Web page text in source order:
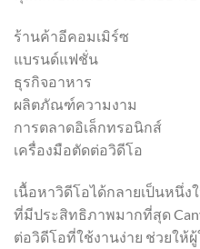
ร้านค้าอีคอมเมิร์ซ
แบรนด์แฟชั่น
ธุรกิจอาหาร
ผลิตภัณฑ์ความงาม
การตลาดอิเล็กทรอนิกส์
เครื่องมือตัดต่อวิดีโอ
เนื้อหาวิดีโอได้กลายเป็นหนึ่
ที่มีประสิทธิภาพมากที่สุด
ต่อวิดีโอที่ใช้งานง่าย ช่วยให้